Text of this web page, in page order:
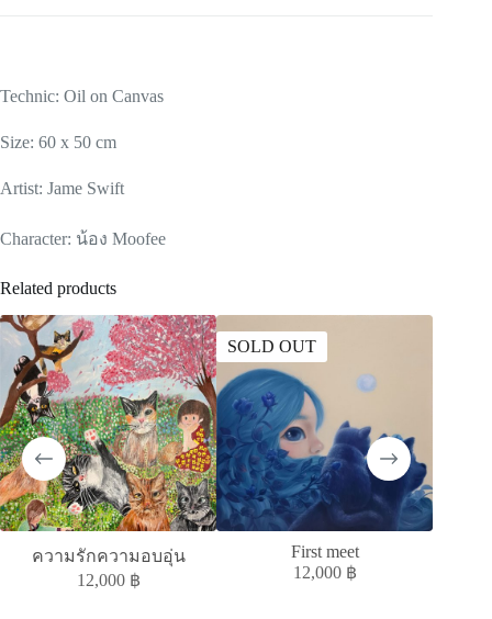
Technic: Oil on Canvas
Size: 60 x 50 cm
Artist: Jame Swift
Character: น้อง Moofee
Related products
ความรักความอบอุ่น
12,000 ฿
SOLD OUT
First meet
12,000 ฿